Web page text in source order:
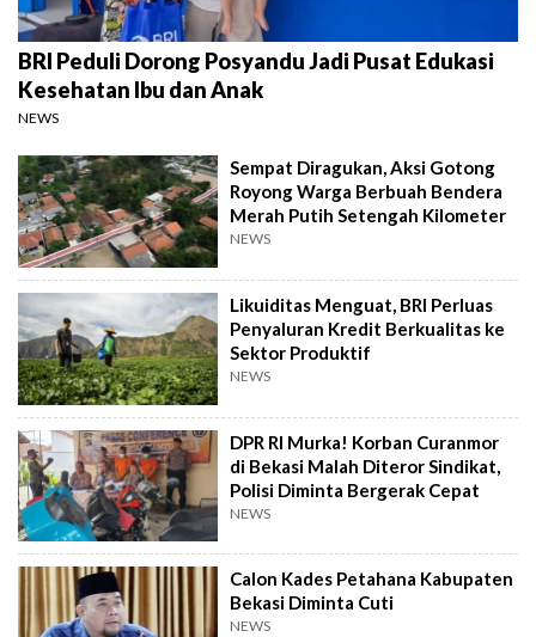
BRI Peduli Dorong Posyandu Jadi Pusat Edukasi
Kesehatan Ibu dan Anak
NEWS
Sempat Diragukan, Aksi Gotong
Royong Warga Berbuah Bendera
Merah Putih Setengah Kilometer
NEWS
Likuiditas Menguat, BRI Perluas
Penyaluran Kredit Berkualitas ke
Sektor Produktif
NEWS
DPR RI Murka! Korban Curanmor
di Bekasi Malah Diteror Sindikat,
Polisi Diminta Bergerak Cepat
NEWS
Calon Kades Petahana Kabupaten
Bekasi Diminta Cuti
NEWS